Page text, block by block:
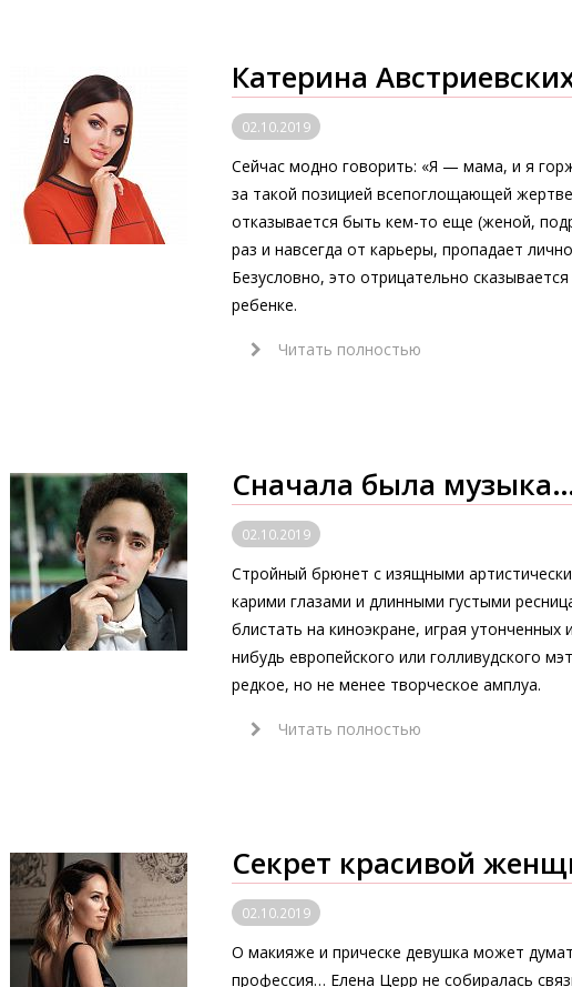
Катерина
02.10.2019
Сейчас модно говорить: «Я — мама, и я
за такой позицией всепоглощающей
отказывается быть кем-то еще (женой,
раз и навсегда от карьеры, пропадает
Безусловно, это отрицательно
ребенке.
Читать полностью
Сначала была
02.10.2019
Стройный брюнет с изящными
карими глазами и длинными густыми
блистать на киноэкране, играя утонченных
нибудь европейского или голливудского
редкое, но не менее творческое амплуа.
Читать полностью
Секрет красивой
02.10.2019
О макияже и прическе девушка может
профессия… Елена Церр не собиралась